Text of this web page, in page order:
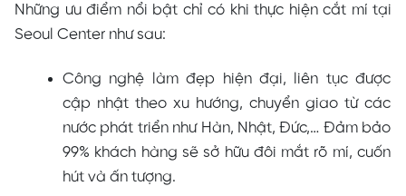
Những ưu điểm nổi bật chỉ có khi thực hiện cắt mí tại
Seoul Center như sau:
Công nghệ làm đẹp hiện đại, liên tục được
cập nhật theo xu hướng, chuyển giao từ các
nước phát triển như Hàn, Nhật, Đức,… Đảm bảo
99% khách hàng sẽ sở hữu đôi mắt rõ mí, cuốn
hút và ấn tượng.